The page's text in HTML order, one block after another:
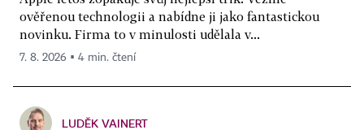
ověřenou technologii a nabídne ji jako fantastickou
novinku. Firma to v minulosti udělala v...
7. 8. 2026 ▪ 4 min. čtení
LUDĚK VAINERT